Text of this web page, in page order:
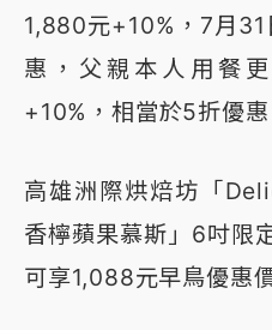
1,880元+10%，7月
惠，父親本人用餐
+10%，相當於5折優惠
高雄洲際烘焙坊「
香檸蘋果慕斯」6吋限
可享1,088元早鳥優惠